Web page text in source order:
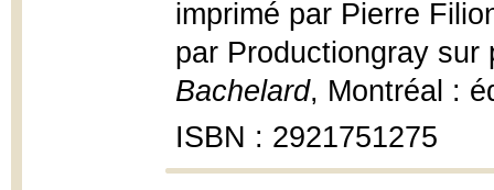
imprimé par Pierre
par Productiongray
Bachelard, Montréal :
ISBN : 2921751275